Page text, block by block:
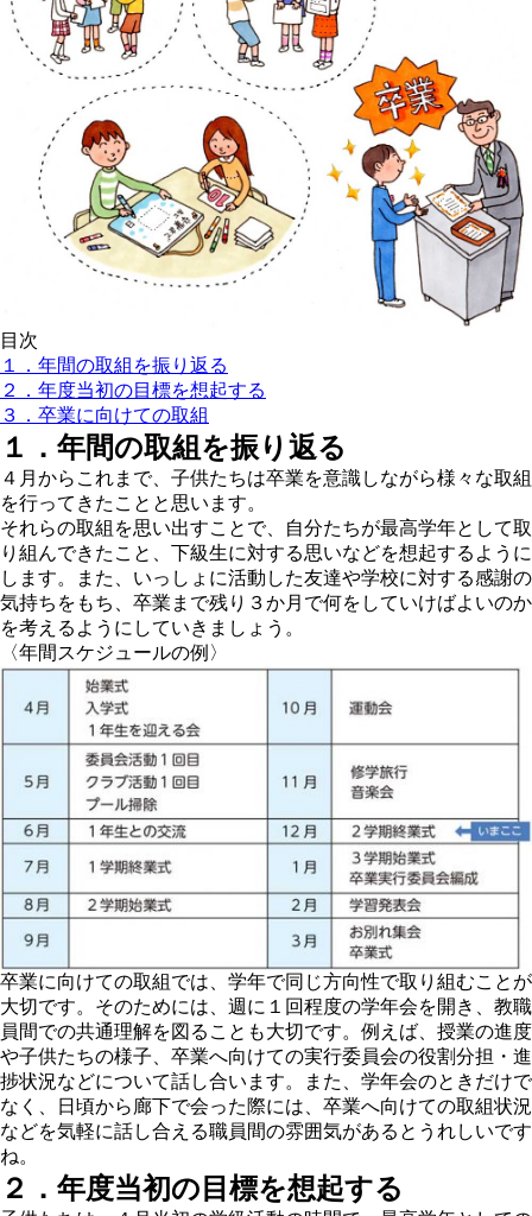
目次
１．年間の取組を振り返る
２．年度当初の目標を想起する
３．卒業に向けての取組
１． 年間の取組を振り返る
４月からこれまで、子供たちは卒業を意識しながら様々な取組
を行ってきたことと思います。
それらの取組を思い出すことで、自分たちが最高学年として取
り組んできたこと、下級生に対する思いなどを想起するように
します。また、いっしょに活動した友達や学校に対する感謝の
気持ちをもち、卒業まで残り３か月で何をしていけばよいのか
を考えるようにしていきましょう。
〈年間スケジュールの例〉
卒業に向けての取組では、学年で同じ方向性で取り組むことが
大切です。そのためには、週に１回程度の学年会を開き、教職
員間での共通理解を図ることも大切です。例えば、授業の進度
や子供たちの様子、卒業へ向けての実行委員会の役割分担・進
捗状況などについて話し合います。また、学年会のときだけで
なく、日頃から廊下で会った際には、卒業へ向けての取組状況
などを気軽に話し合える職員間の雰囲気があるとうれしいです
ね。
２．年度当初の目標を想起する